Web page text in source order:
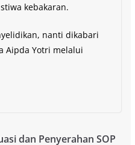
kebakaran.
nanti dikabari
Aipda Yotri melalui
dan Penyerahan SOP